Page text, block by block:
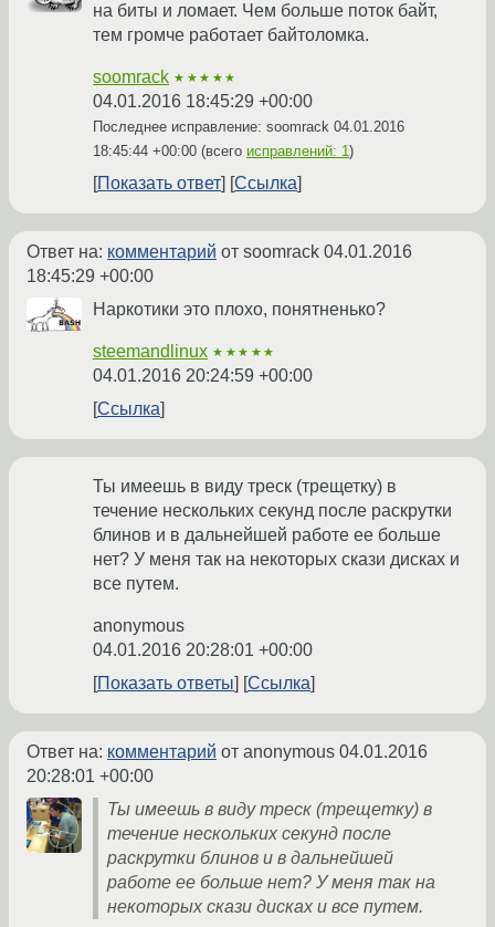
на биты и ломает. Чем больше поток байт,
тем громче работает байтоломка.
soomrack ★★★★★
04.01.2016 18:45:29 +00:00
Последнее исправление: soomrack 04.01.2016
18:45:44 +00:00 (всего исправлений: 1)
Показать ответ Ссылка
Ответ на: комментарий от soomrack 04.01.2016
18:45:29 +00:00
Наркотики это плохо, понятненько?
steemandlinux ★★★★★
04.01.2016 20:24:59 +00:00
Ссылка
Ты имеешь в виду треск (трещетку) в
течение нескольких секунд после раскрутки
блинов и в дальнейшей работе ее больше
нет? У меня так на некоторых скази дисках и
все путем.
anonymous
04.01.2016 20:28:01 +00:00
Показать ответы
Ссылка
Ответ на: комментарий от anonymous 04.01.2016
20:28:01 +00:00
Ты имеешь в виду треск (трещетку) в
течение нескольких секунд после
раскрутки блинов и в дальнейшей
работе ее больше нет? У меня так на
некоторых скази дисках и все путем.